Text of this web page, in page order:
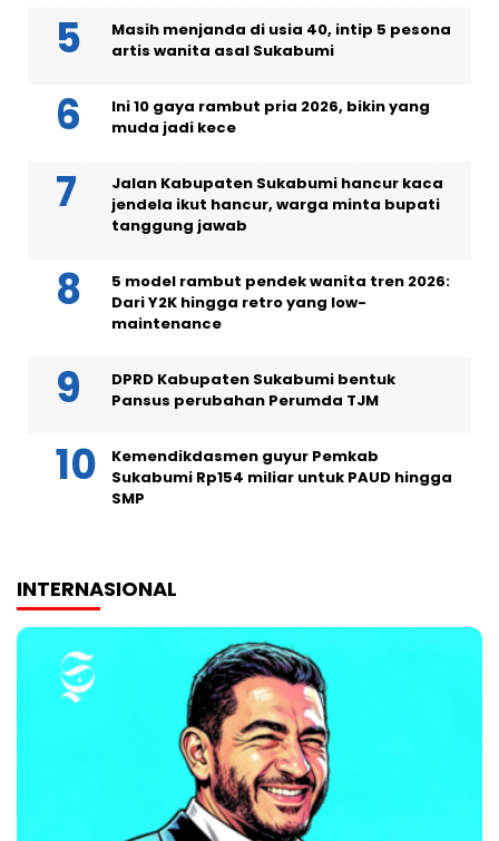
Masih menjanda di usia 40, intip 5 pesona
artis wanita asal Sukabumi
Ini 10 gaya rambut pria 2026, bikin yang
muda jadi kece
Jalan Kabupaten Sukabumi hancur kaca
jendela ikut hancur, warga minta bupati
tanggung jawab
5 model rambut pendek wanita tren 2026:
Dari Y2K hingga retro yang low-
maintenance
DPRD Kabupaten Sukabumi bentuk
Pansus perubahan Perumda TJM
Kemendikdasmen guyur Pemkab
Sukabumi Rp154 miliar untuk PAUD hingga
SMP
INTERNASIONAL